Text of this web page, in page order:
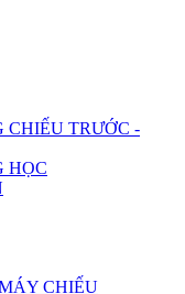
TRƯỚC -
HỌC
CHIẾU